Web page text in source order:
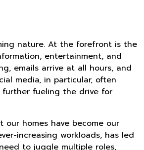
nature. At the forefront is the
entertainment, and
emails arrive at all hours, and
media, in particular, often
further fueling the drive for
homes have become our
increasing workloads, has led
to juggle multiple roles,